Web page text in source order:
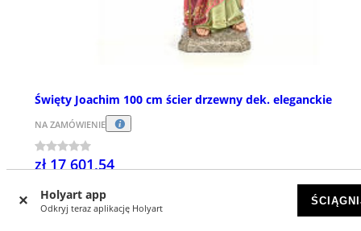
Holyart app
Odkryj teraz aplikację Holyart
Święty Joachim 100 cm ścier drzewny dek. eleganckie
NA ZAMÓWIENIE
zł 17 601,54